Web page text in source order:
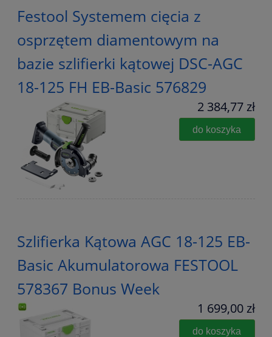
Festool Systemem cięcia z
osprzętem diamentowym na
bazie szlifierki kątowej DSC-AGC
18-125 FH EB-Basic 576829
2 384,77 zł
do koszyka
Szlifierka Kątowa AGC 18-125 EB-
Basic Akumulatorowa FESTOOL
578367 Bonus Week
1 699,00 zł
do koszyka